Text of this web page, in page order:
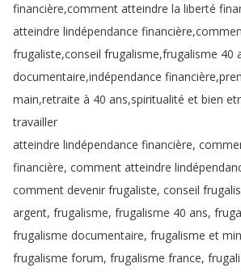
financière,comment atteindre la liberté
atteindre lindépendance financière,
frugaliste,conseil frugalisme,frugalisme 40
documentaire,indépendance financière,
main,retraite à 40 ans,spiritualité et bien
travailler
atteindre lindépendance financière,
financière, comment atteindre
comment devenir frugaliste, conseil
argent, frugalisme, frugalisme 40 ans,
frugalisme documentaire, frugalisme et
frugalisme forum, frugalisme france,